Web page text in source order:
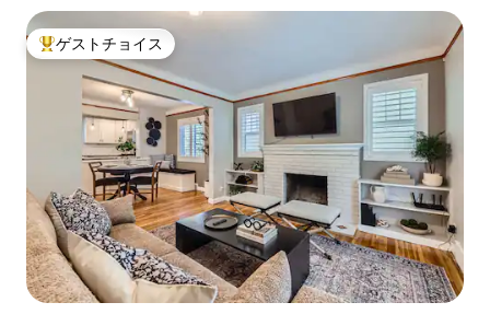
大好評のゲストチョイスです。
ゲストチョイス